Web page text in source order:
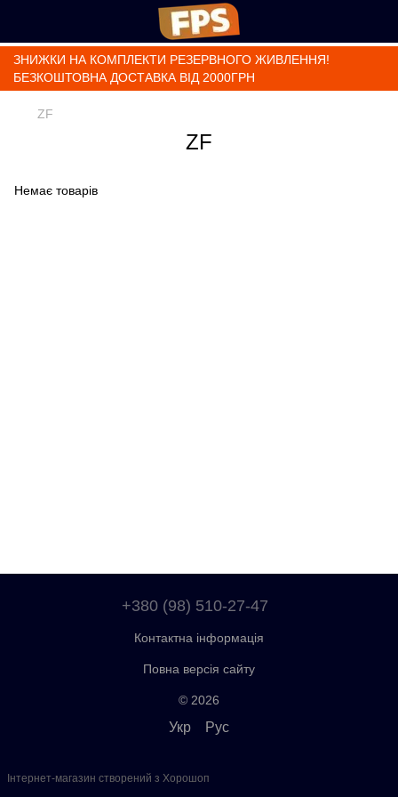
ЗНИЖКИ НА КОМПЛЕКТИ РЕЗЕРВНОГО ЖИВЛЕННЯ!
БЕЗКОШТОВНА ДОСТАВКА ВІД 2000ГРН
ZF
ZF
Немає товарів
+380 (98) 510-27-47
Контактна інформація
Повна версія сайту
© 2026
Укр Рус
Інтернет-магазин створений з Хорошоп